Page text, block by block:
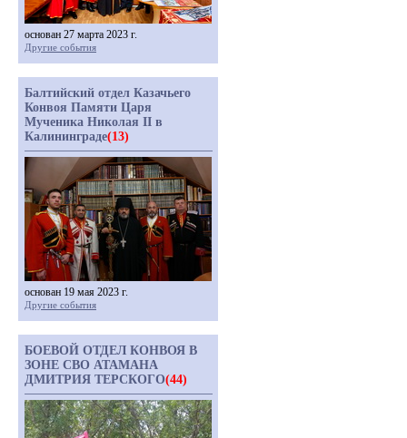
основан 27 марта 2023 г.
Другие события
Балтийский отдел Казачьего
Конвоя Памяти Царя
Мученика Николая II в
Калининграде(13)
основан 19 мая 2023 г.
Другие события
БОЕВОЙ ОТДЕЛ КОНВОЯ В
ЗОНЕ СВО АТАМАНА
ДМИТРИЯ ТЕРСКОГО(44)